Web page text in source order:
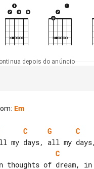
depois do anúncio
: Em
C G C
C